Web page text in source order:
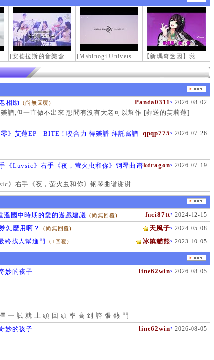
動 [安德拉斯的音樂盒｜靈魂的音樂盒] Mabinogi OST - Music Box of the Soul | Crossover COVER [Mabinogi Universe] 謝謝你來到這個世界... 【新瑪奇迷因】我更喜歡你
Panda0311 ? 2026-08-02
相助 (尚無回覆)
譜,但一直做不出來 想問有沒有大老可以幫作 [葬送的芙莉蓮]-
qpqp775 ? 2026-07-26
零》艾蓮EP｜BITE！咬合力 得樂譜 拜託寫譜
kdragon? 2026-07-19
《Luvsic》右手《夜，萤火虫和你》钢琴曲谱
》右手《夜，萤火虫和你》钢琴曲谱谢谢
fnci87tt? 2024-12-15
溫國中時期的愛的遊戲建議 (尚無回覆)
天風子? 2024-05-08
怎麼用啊？ (尚無回覆)
冰鎮貓熊? 2023-10-05
終找人幫進門 (1回覆)
line62win? 2026-08-05
妙的孩子
一 試 就 上 頭 回 頭 率 高 到 誇 張 熱 門
line62win? 2026-08-05
妙的孩子